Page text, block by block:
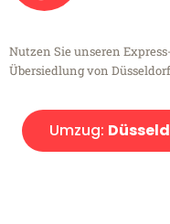
Nutzen Sie unseren
Übersiedlung von
Umzug: